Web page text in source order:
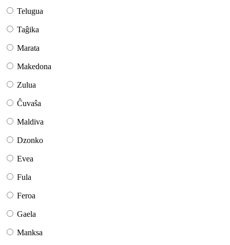
Telugua
Taĝika
Marata
Makedona
Zulua
Ĉuvaŝa
Maldiva
Dzonko
Evea
Fula
Feroa
Gaela
Manksa